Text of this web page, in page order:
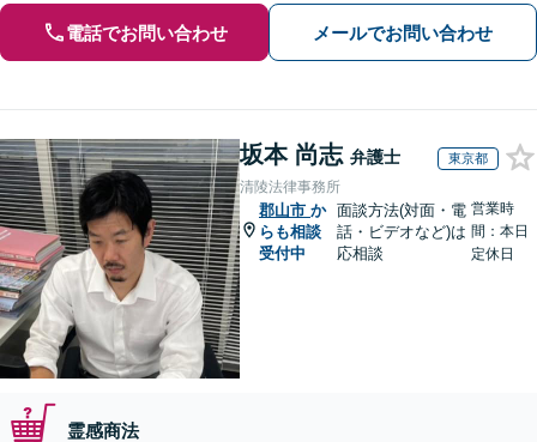
電話でお問い合わせ メールでお問い合わせ
坂本 尚志 弁護士 東京都
清陵法律事務所
郡山市 か
らも相談
受付中
面談方法(対面・電
話・ビデオなど)は
応相談
営業時
間：本日
定休日
霊感商法